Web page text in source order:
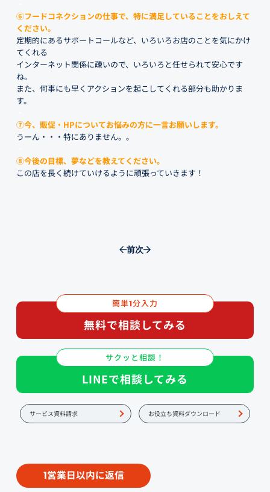
⑥フードコネクションの仕事で、特に満足していることをおしえて
ください。
定期的にあるサポートコールなど、いろいろお店のことを気にかけ
てくれる
インターネット関係に疎いので、いろいろと任せられて安心です
ね。
また、何事にも早くアクションを起こしてくれる部分も助かりま
す。
⑦今、販促・HPについてお悩みの方に一言お願いします。
うーん・・・特にありません。。
⑧今後の目標、夢などを教えてください。
この店を長く続けていけるように頑張っていきます！
前次
簡単1分入力
無料で相談してみる
サクッと相談！
LINEで相談してみる
サービス資料請求 お役立ち資料ダウンロード
1営業日以内に返信